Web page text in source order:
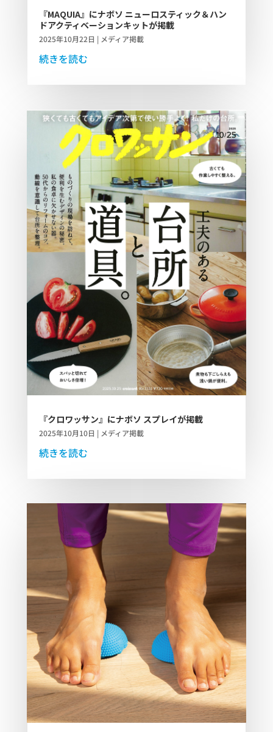
『MAQUIA』にナボソ ニューロスティック＆ハン
ドアクティベーションキットが掲載
2025年10月22日 | メディア掲載
続きを読む
『クロワッサン』にナボソ スプレイが掲載
2025年10月10日 | メディア掲載
続きを読む